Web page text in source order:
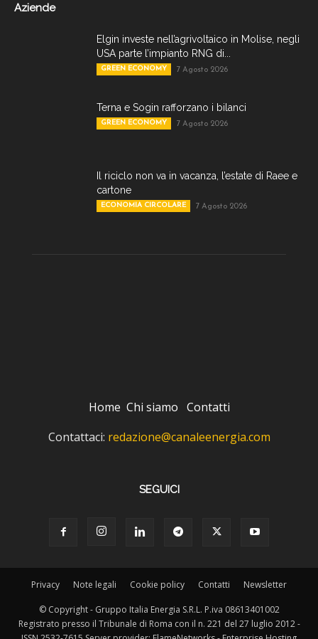
Aziende
Elgin investe nell’agrivoltaico in Molise, negli
USA parte l’impianto RNG di...
GREEN ECONOMY 7 Agosto 2026
Terna e Sogin rafforzano i bilanci
GREEN ECONOMY 7 Agosto 2026
Il riciclo non va in vacanza, l’estate di Raee e
cartone
ECONOMIA CIRCOLARE 7 Agosto 2026
Home Chi siamo Contatti
Contattaci: redazione@canaleenergia.com
SEGUICI
Privacy Note legali Cookie policy Contatti Newsletter
© Copyright - Gruppo Italia Energia S.R.L. P.iva 08613401002
Registrato presso il Tribunale di Roma con il n. 221 del 27 luglio 2012 -